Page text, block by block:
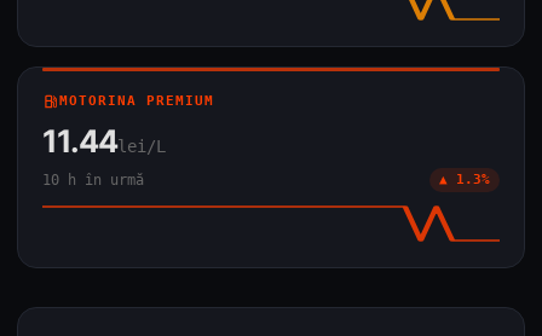
local_gas_stationMOTORINA PREMIUM
11.44lei/L
10 h în urmă ▲ 1.3%